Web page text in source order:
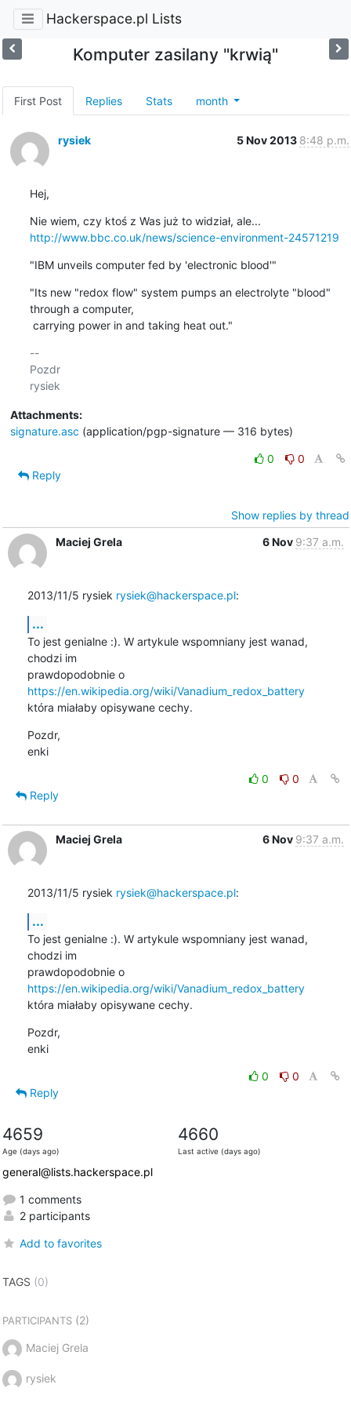
Hackerspace.pl Lists
Komputer zasilany "krwią"
First Post Replies Stats month
rysiek 5 Nov 2013 8:48 p.m.
Hej,
http://www.bbc.co.uk/news/science-environment-24571219
"IBM unveils computer fed by 'electronic blood'"
"Its new "redox flow" system pumps an electrolyte "blood"
through a computer,
carrying power in and taking heat out."
--
Pozdr
Attachments:
signature.asc (application/pgp-signature — 316 bytes)
0
0
Reply
Show replies by thread
Maciej Grela
6 Nov 9:37 a.m.
2013/11/5 rysiek rysiek@hackerspace.pl:
...
To jest genialne :). W artykule wspomniany jest wanad,
chodzi im
prawdopodobnie o
https://en.wikipedia.org/wiki/Vanadium_redox_battery
która miałaby opisywane cechy.
Pozdr,
enki
0
0
Reply
Maciej Grela 6 Nov 9:37 a.m.
2013/11/5 rysiek rysiek@hackerspace.pl:
...
To jest genialne :). W artykule wspomniany jest wanad,
chodzi im
prawdopodobnie o
https://en.wikipedia.org/wiki/Vanadium_redox_battery
która miałaby opisywane cechy.
Pozdr,
enki
0
0
Reply
4659
Age (days ago)
4660
Last active (days ago)
general@lists.hackerspace.pl
1 comments
2 participants
Add to favorites
TAGS (0)
PARTICIPANTS(2)
Maciej Grela
rysiek